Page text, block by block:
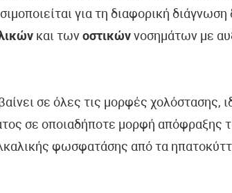
για τη διαφορική
και των οστικών νοσημάτων με
σε όλες τις μορφές χολόστασης,
σε οποιαδήποτε μορφή
φωσφατάσης από τα